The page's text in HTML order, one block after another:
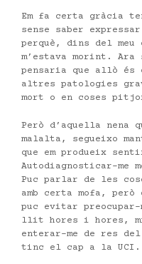
Em fa certa gràcia
sense saber
perquè, dins del meu
m’estava morint.
pensaria que allò
altres patologies
mort o en coses
Però d’aquella nena
malalta, segueixo
que em produeix
Autodiagnosticar-me
Puc parlar de les
amb certa mofa, però
puc evitar preocupar-
llit hores i hores,
enterar-me de res
tinc el cap a la UCI.